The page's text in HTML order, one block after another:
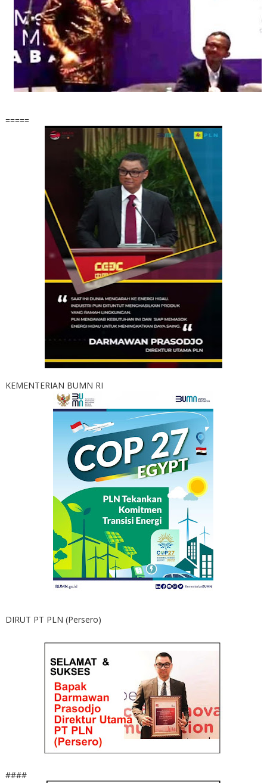
=====
KEMENTERIAN BUMN RI
DIRUT PT PLN (Persero)
####